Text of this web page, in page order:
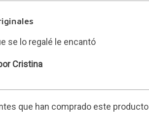
se lo regalé le encantó
Cristina
que han comprado este producto